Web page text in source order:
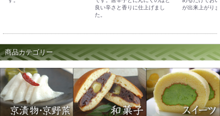
良い辛さと香りに仕上げまし
た。
が出来上がり
商品カテゴリー